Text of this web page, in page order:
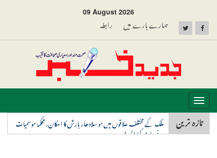
09 August 2026
ہمارے بارے میں رابطہ
Toggle
navigation
تازہ ترین ملک کے مختلف علاقوں میں موسلادھار بارش کا امکان، محکمۂ موسمیات
نے جاری کیا الرٹ